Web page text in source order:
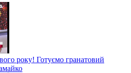
року! Готуємо гранатовий